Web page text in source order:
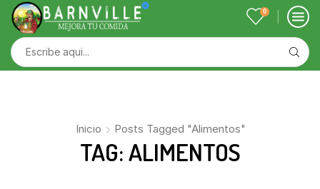
0
Inicio Posts Tagged "alimentos"
TAG: ALIMENTOS